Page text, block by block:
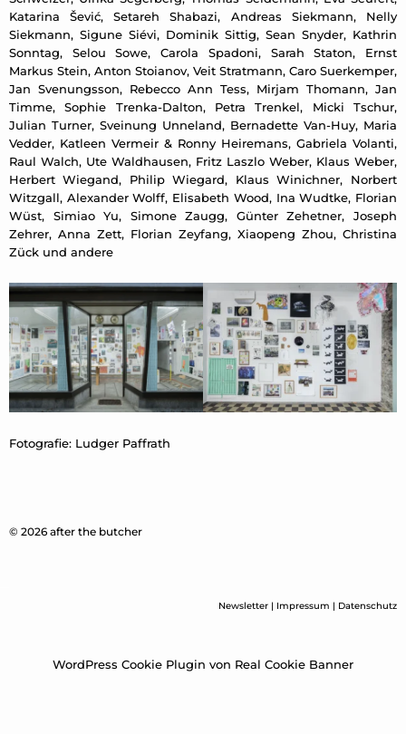
Katarina Šević, Setareh Shabazi, Andreas Siekmann, Nelly
Siekmann, Sigune Siévi, Dominik Sittig, Sean Snyder, Kathrin
Sonntag, Selou Sowe, Carola Spadoni, Sarah Staton, Ernst
Markus Stein, Anton Stoianov, Veit Stratmann, Caro Suerkemper,
Jan Svenungsson, Rebecco Ann Tess, Mirjam Thomann, Jan
Timme, Sophie Trenka-Dalton, Petra Trenkel, Micki Tschur,
Julian Turner, Sveinung Unneland, Bernadette Van-Huy, Maria
Vedder, Katleen Vermeir & Ronny Heiremans, Gabriela Volanti,
Raul Walch, Ute Waldhausen, Fritz Laszlo Weber, Klaus Weber,
Herbert Wiegand, Philip Wiegard, Klaus Winichner, Norbert
Witzgall, Alexander Wolff, Elisabeth Wood, Ina Wudtke, Florian
Wüst, Simiao Yu, Simone Zaugg, Günter Zehetner, Joseph
Zehrer, Anna Zett, Florian Zeyfang, Xiaopeng Zhou, Christina
Zück und andere
Fotografie: Ludger Paffrath
© 2026 after the butcher
Newsletter | Impressum | Datenschutz
WordPress Cookie Plugin von Real Cookie Banner